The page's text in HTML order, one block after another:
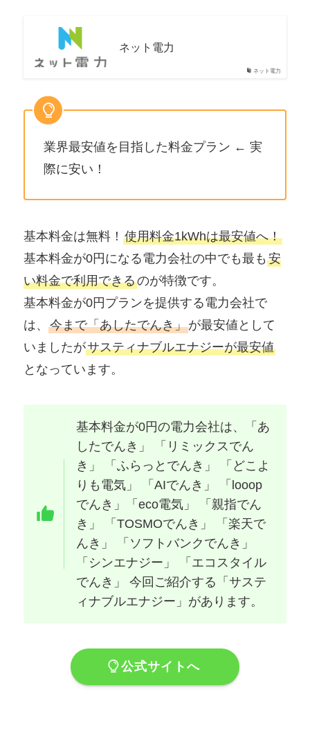
ネット電力
ネット電力
業界最安値を目指した料金プラン ← 実
際に安い！
基本料金は無料！ 使用料金1kWhは最安値へ！
基本料金が0円になる電力会社の中でも最も 安
い料金で利用できるのが特徴です。
基本料金が0円プランを提供する電力会社で
は、 今まで「あしたでんき」が最安値として
いましたがサスティナブルエナジーが最安値
となっています。
基本料金が0円の電力会社は、「あ
したでんき」 「リミックスでん
き」 「ふらっとでんき」 「どこよ
りも電気」 「AIでんき」 「looop
でんき」「eco電気」 「親指でん
き」 「TOSMOでんき」 「楽天で
んき」 「ソフトバンクでんき」
「シンエナジー」 「エコスタイル
でんき」 今回ご紹介する「サステ
ィナブルエナジー」があります。
公式サイトへ